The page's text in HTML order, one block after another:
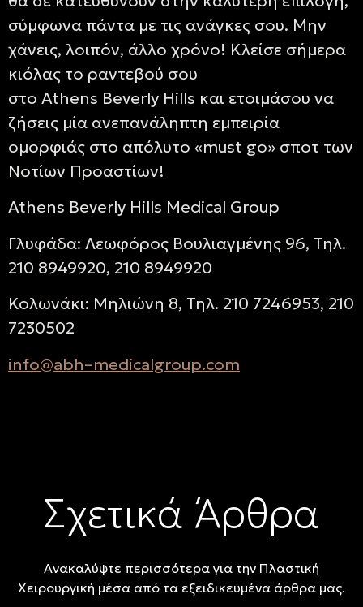
σύμφωνα πάντα με τις ανάγκες σου. Μην
χάνεις, λοιπόν, άλλο χρόνο! Κλείσε σήμερα
κιόλας το ραντεβού σου
στο Athens Beverly Hills και ετοιμάσου να
ζήσεις μία ανεπανάληπτη εμπειρία
ομορφιάς στο απόλυτο «must go» σποτ των
Νοτίων Προαστίων!
Athens Beverly Hills Medical Group
Γλυφάδα: Λεωφόρος Βουλιαγμένης 96, Τηλ.
210 8949920, 210 8949920
Κολωνάκι: Μηλιώνη 8, Τηλ. 210 7246953, 210
7230502
info@abh–medicalgroup.com
Σχετικά Άρθρα
Ανακαλύψτε περισσότερα για την Πλαστική
Χειρουργική μέσα από τα εξειδικευμένα άρθρα μας.